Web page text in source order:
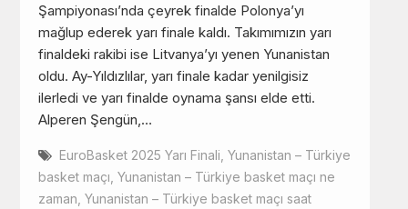
Şampiyonası’nda çeyrek finalde Polonya’yı
mağlup ederek yarı finale kaldı. Takımımızın yarı
finaldeki rakibi ise Litvanya’yı yenen Yunanistan
oldu. Ay-Yıldızlılar, yarı finale kadar yenilgisiz
ilerledi ve yarı finalde oynama şansı elde etti.
Alperen Şengün,…
EuroBasket 2025 Yarı Finali Yunanistan – Türkiye
basket maçı Yunanistan – Türkiye basket maçı ne
zaman Yunanistan – Türkiye basket maçı saat